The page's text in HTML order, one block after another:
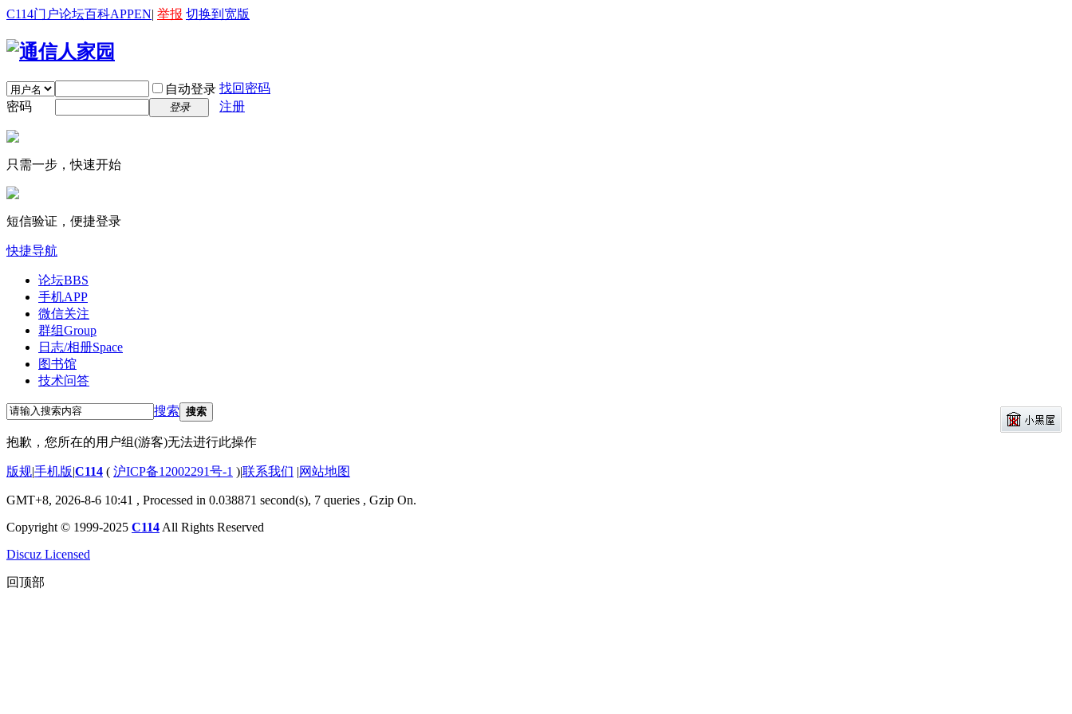
C114门户论坛百科APPEN| 举报 切换到宽版
自动登录 找回密码
密码
登录 注册
只需一步，快速开始
短信验证，便捷登录
快捷导航
论坛BBS
手机APP
微信关注
群组Group
日志/相册Space
图书馆
技术问答
搜索 搜索
抱歉，您所在的用户组(游客)无法进行此操作
版规|手机版|C114 ( 沪ICP备12002291号-1 )|联系我们 |网站地图
GMT+8, 2026-8-6 10:41 , Processed in 0.038871 second(s), 7 queries , Gzip On.
Copyright © 1999-2025 C114 All Rights Reserved
Discuz Licensed
回顶部